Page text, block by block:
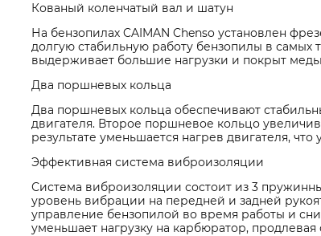
Кованый коленчатый вал и шатун
На бензопилах CAIMAN Chenso установлен
долгую стабильную работу бензопилы в
выдерживает большие нагрузки и покрыт
Два поршневых кольца
Два поршневых кольца обеспечивают
двигателя. Второе поршневое кольцо
результате уменьшается нагрев двигателя,
Эффективная система виброизоляции
Система виброизоляции состоит из 3
уровень вибрации на передней и задней
управление бензопилой во время работы и
уменьшает нагрузку на карбюратор,